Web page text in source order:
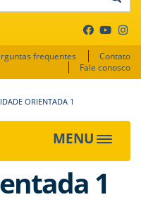
frequentes
Contato
Fale conosco
ORIENTADA 1
MENU
Toggle
1